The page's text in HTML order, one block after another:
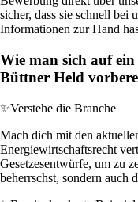
sicher, dass sie schnell bei
Informationen zur Hand
Wie man sich auf
Büttner Held
✨Verstehe die Branche
Mach dich mit den
Energiewirtschaftsrecht
Gesetzesentwürfe, um zu
beherrschst, sondern auch